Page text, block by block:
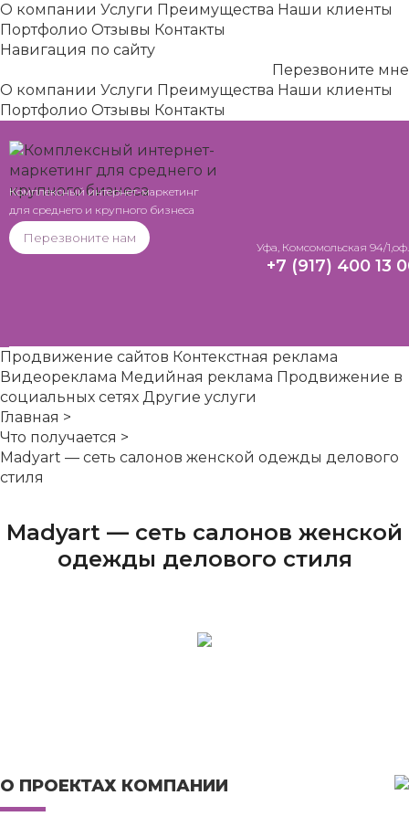
О компании Услуги Преимущества Наши клиенты
Портфолио Отзывы Контакты
Навигация по сайту
Перезвоните мне
О компании Услуги Преимущества Наши клиенты
Портфолио Отзывы Контакты
Комплексный интернет-маркетинг
для среднего и крупного бизнеса
Перезвоните нам
Уфa, Комсомольская 94/
+7 (917) 400 13
Продвижение сайтов Контекстная реклама
Видеореклама Медийная реклама Продвижение в
социальных сетях Другие услуги
Главная >
Что получается >
Madyart — сеть салонов женской одежды делового
стиля
Madyart — сеть салонов женской
одежды делового стиля
О ПРОЕКТАХ КОМПАНИИ